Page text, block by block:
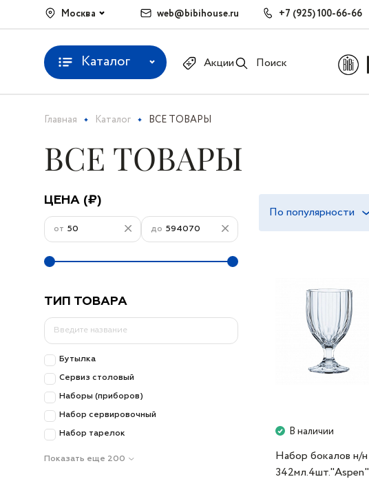
Москва web@bibihouse.ru +7 (925) 100-66-66
Каталог Акции Поиск
Главная Каталог ВСЕ ТОВАРЫ
ВСЕ ТОВАРЫ
ЦЕНА (₽)
от до
ТИП ТОВАРА
Бутылка
Сервиз столовый
Наборы (приборов)
Набор сервировочный
Набор тарелок
Показать еще 200
По популярности
В наличии
Набор бокалов н/н
342мл.4шт."Aspen"